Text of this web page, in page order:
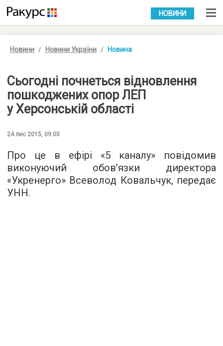
УКР РУС
НОВИНИ
Новини Новини України Новина
Сьогодні почнеться відновлення
пошкоджених опор ЛЕП
у Херсонській області
24 лис 2015, 09:00
Про це в ефірі «5 каналу» повідомив
виконуючий обов’язки директора
«Укренерго» Всеволод Ковальчук, передає
УНН.